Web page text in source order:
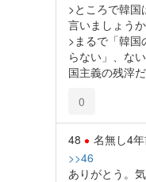
>ところで韓国
言いましょうか
>まるで「韓国
らない」、な
国主義の残滓
0
48 名無し4
>>46
ありがとう。